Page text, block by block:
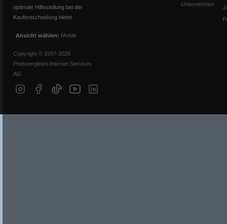
optimale Hilfestellung bei der
Kaufentscheidung bietet.
Ansicht wählen: Mobile
Copyright © 1997-2026
Preisvergleich Internet Services
AG
Unternehmen